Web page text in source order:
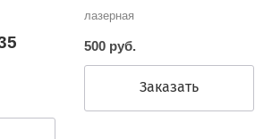
лазерная
500 руб.
Заказать